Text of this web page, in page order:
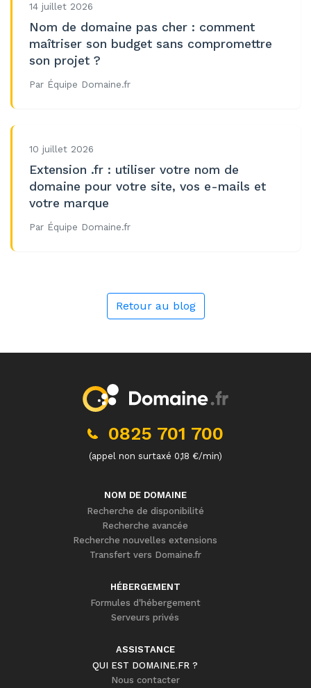
14 juillet 2026
Nom de domaine pas cher : comment
maîtriser son budget sans compromettre
son projet ?
Par Équipe Domaine.fr
10 juillet 2026
Extension .fr : utiliser votre nom de
domaine pour votre site, vos e-mails et
votre marque
Par Équipe Domaine.fr
Retour au blog
0825 701 700
(appel non surtaxé 0,18 €/min)
NOM DE DOMAINE
Recherche de disponibilité
Recherche avancée
Recherche nouvelles extensions
Transfert vers Domaine.fr
HÉBERGEMENT
Formules d'hébergement
Serveurs privés
ASSISTANCE
QUI EST DOMAINE.FR ?
Nous contacter